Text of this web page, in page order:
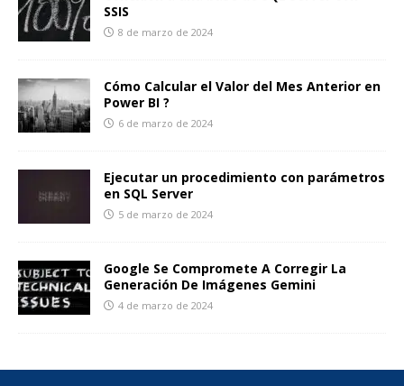
SSIS
8 de marzo de 2024
Cómo Calcular el Valor del Mes Anterior en
Power BI ?
6 de marzo de 2024
Ejecutar un procedimiento con parámetros
en SQL Server
5 de marzo de 2024
Google Se Compromete A Corregir La
Generación De Imágenes Gemini
4 de marzo de 2024